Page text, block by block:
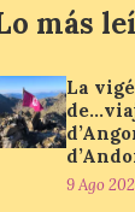
más
La
9 Ago